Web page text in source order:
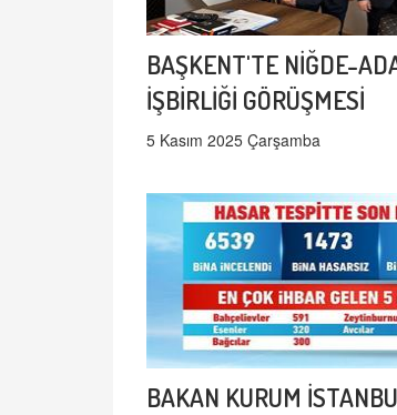
BAŞKENT'TE NİĞDE-
İŞBİRLİĞİ GÖRÜŞMESİ
5 Kasım 2025 Çarşamba
BAKAN KURUM